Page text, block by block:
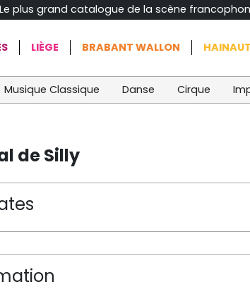
Le plus grand catalogue de la scène
LIÈGE BRABANT WALLON HAINAUT
Musique Classique Danse Cirque
de Silly